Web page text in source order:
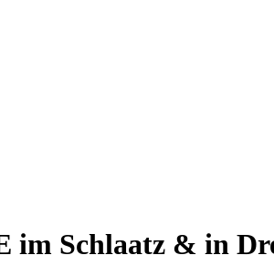
im Schlaatz & in